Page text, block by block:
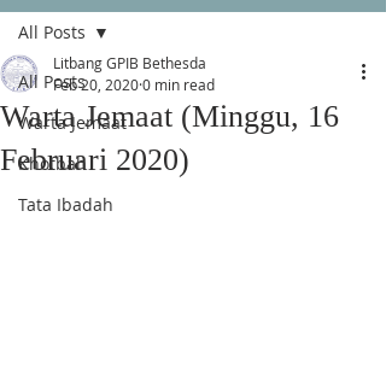
All Posts
Warta Jemaat
Khotbah
Tata Ibadah
All Posts
Warta Jemaat (Minggu, 16
Februari 2020)
Litbang GPIB Bethesda
Feb 20, 20200 min read